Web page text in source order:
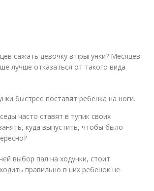
сажать девочку в прыгунки? Месяцев
лучше отказаться от такого вида
быстрее поставят ребенка на ноги.
часто ставят в тупик своих
куда выпустить, чтобы было
выбор пал на ходунки, стоит
правильно в них ребенок не